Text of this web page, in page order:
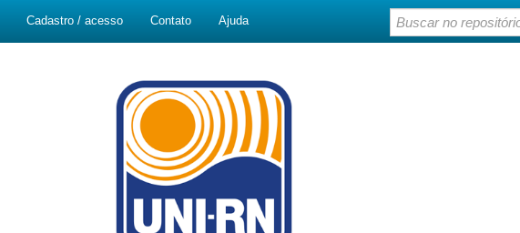
Cadastro / acesso Contato Ajuda